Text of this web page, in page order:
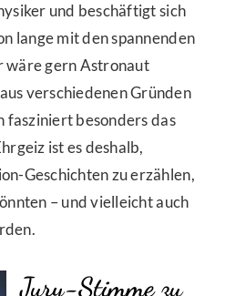
und beschäftigt sich
lange mit den spannenden
wäre gern Astronaut
verschiedenen Gründen
fasziniert besonders das
ist es deshalb,
Geschichten zu erzählen,
– und vielleicht auch
Jury-Stimme zu